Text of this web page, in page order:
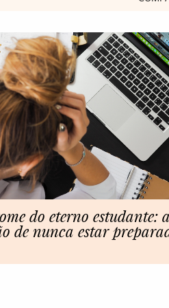
do eterno estudante:
de nunca estar